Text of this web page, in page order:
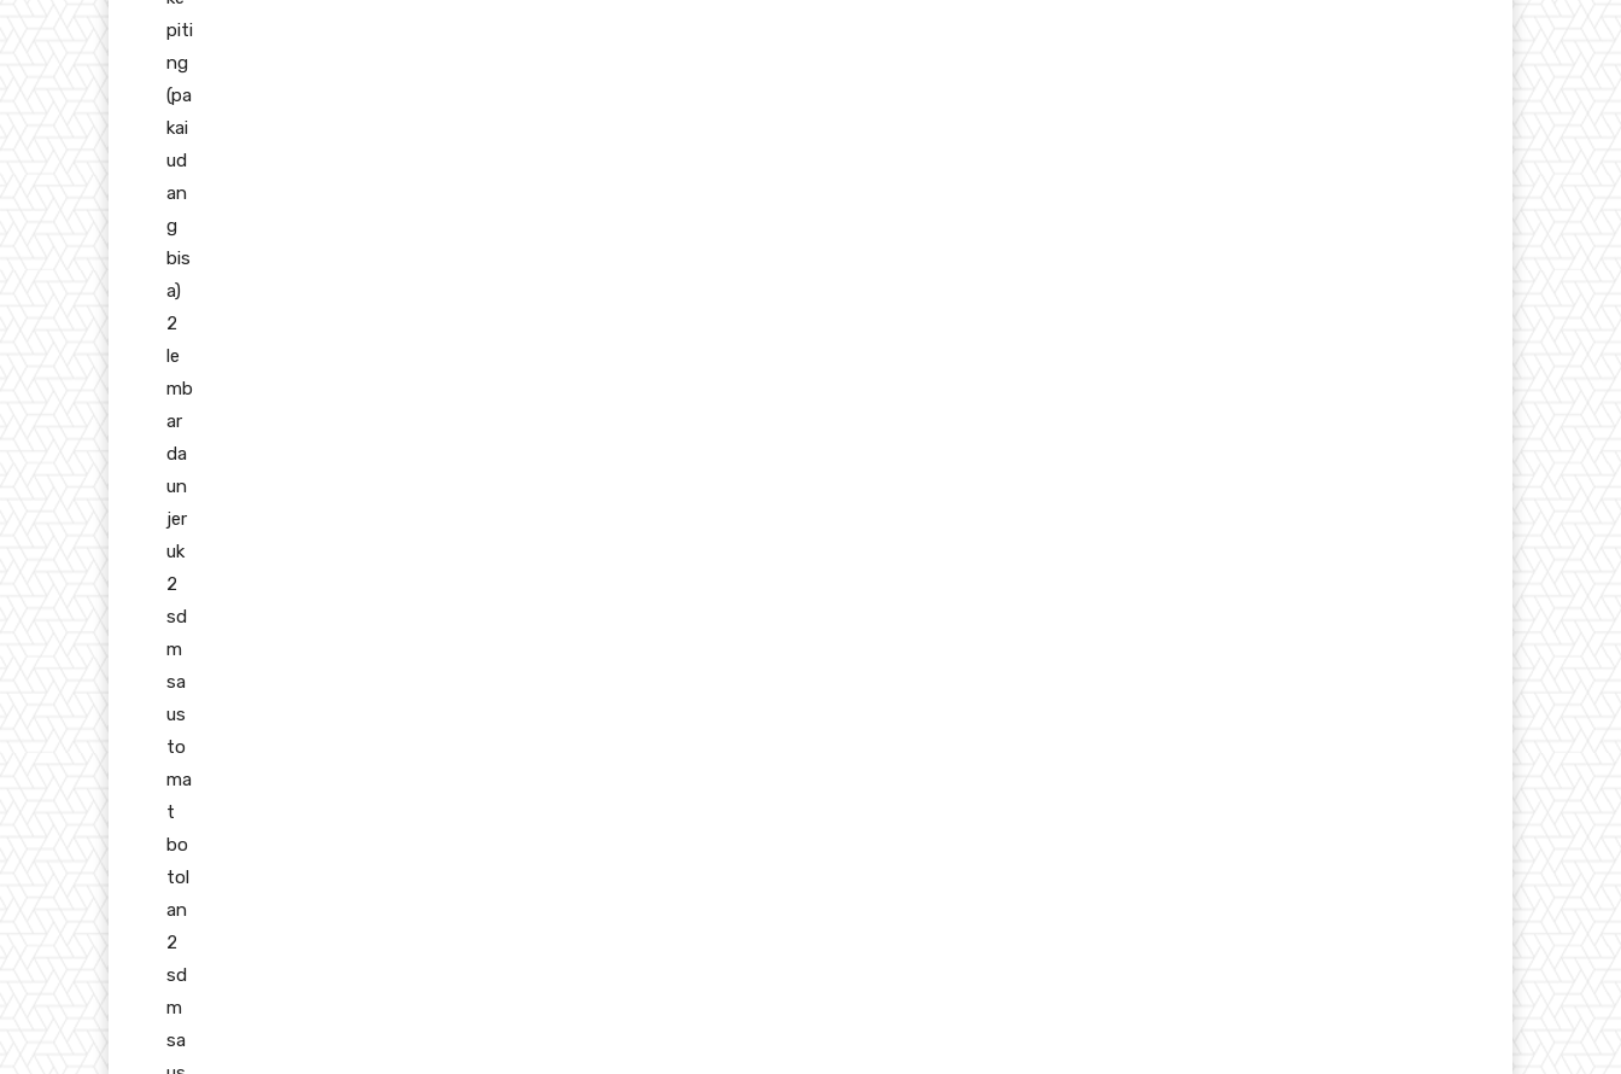
piti
ng
(pa
kai
ud
an
g
bis
a)
2
le
mb
ar
da
un
jer
uk
2
sd
m
sa
us
to
ma
t
bo
tol
an
2
sd
m
sa